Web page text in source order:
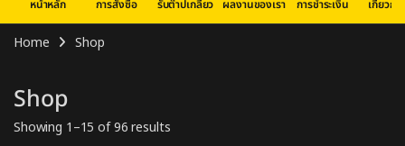
หน้าหลัก การสั่งซื้อ รับต๊าปเกลียว ผลงานของเรา การชำระเงิน เกี่ยวกับ
Home Shop
Shop
Showing 1–15 of 96 results